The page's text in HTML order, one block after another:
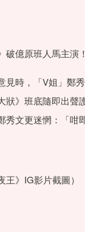
億原班人馬主演
見時，「V姐」鄭
》班底隨即出聲
文更迷惘：「咁
》IG影片截圖）